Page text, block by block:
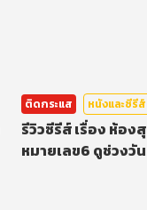
ติดกระแส หนังและซีรีส์
รีวิวซีรีส์ เรื่อง ห้อง
หมายเลข6 ดูช่วงวัน